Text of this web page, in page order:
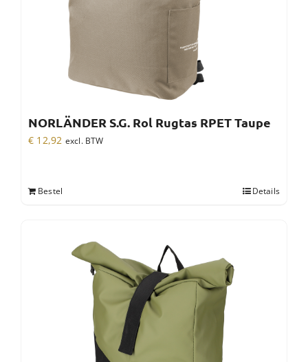
NORLÄNDER S.G. Rol Rugtas RPET Taupe
€ 12,92 excl. BTW
Bestel Details